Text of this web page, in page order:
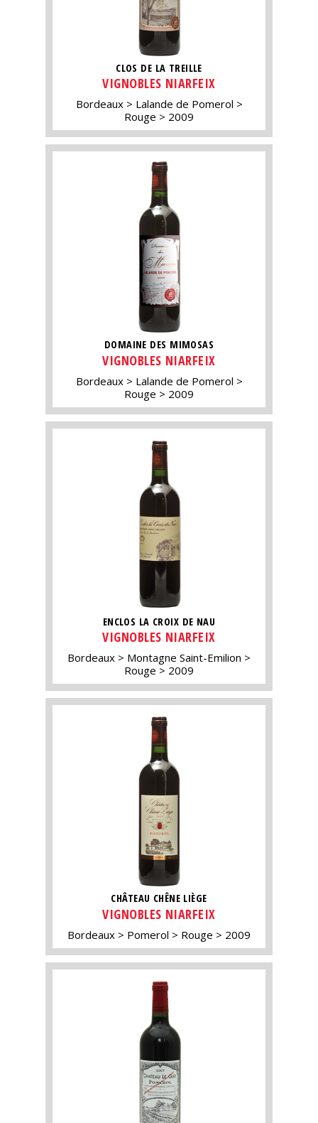
CLOS DE LA TREILLE
VIGNOBLES NIARFEIX
Bordeaux
Lalande de Pomerol
Rouge
2009
DOMAINE DES MIMOSAS
VIGNOBLES NIARFEIX
Bordeaux
Lalande de Pomerol
Rouge
2009
ENCLOS LA CROIX DE NAU
VIGNOBLES NIARFEIX
Bordeaux
Montagne Saint-Emilion
Rouge
2009
CHÂTEAU CHÊNE LIÈGE
VIGNOBLES NIARFEIX
Bordeaux Pomerol Rouge 2009